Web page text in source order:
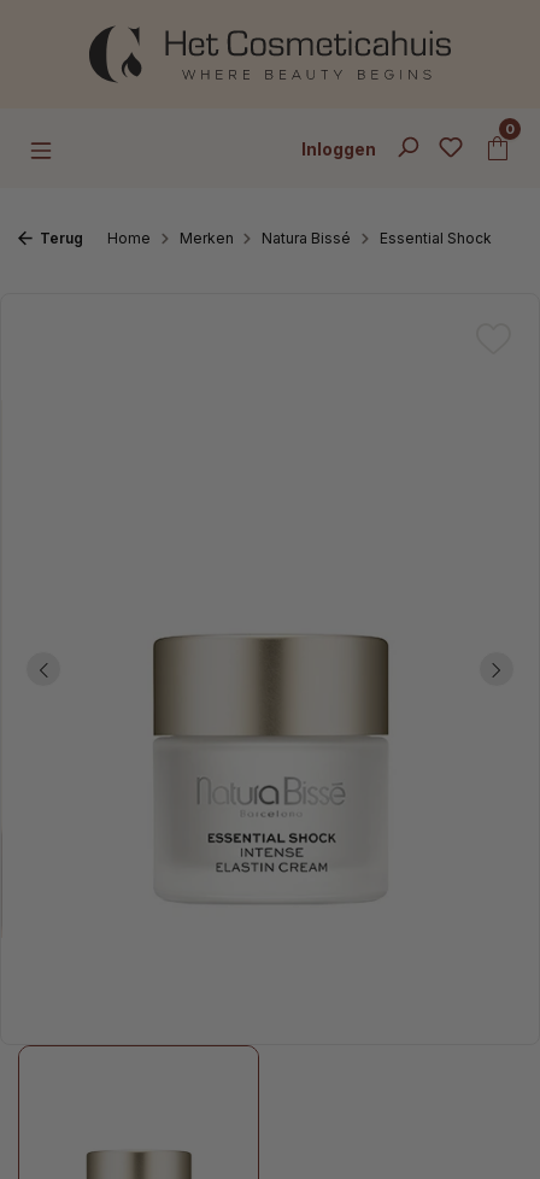
Ga naar de hoofdinhoud
Inloggen
0
Terug Home Merken Natura Bissé Essential Shock